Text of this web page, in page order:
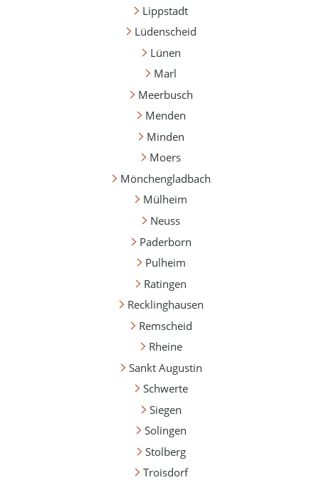
Lippstadt
Lüdenscheid
Lünen
Marl
Meerbusch
Menden
Minden
Moers
Mönchengladbach
Mülheim
Neuss
Paderborn
Pulheim
Ratingen
Recklinghausen
Remscheid
Rheine
Sankt Augustin
Schwerte
Siegen
Solingen
Stolberg
Troisdorf